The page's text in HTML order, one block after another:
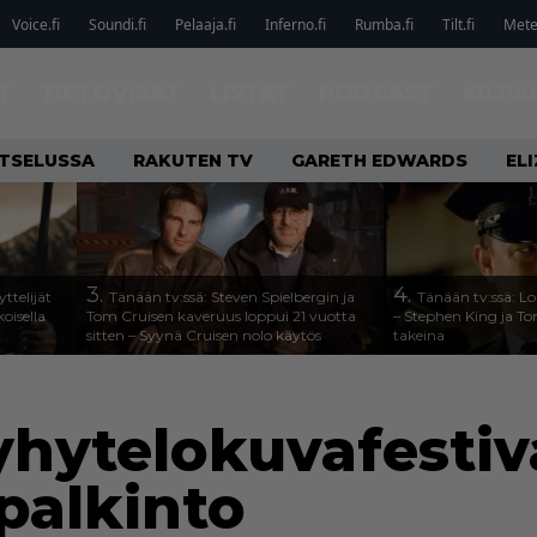
Voice.fi Soundi.fi Pelaaja.fi Inferno.fi Rumba.fi Tilt.fi
RAKUTEN TV GARETH EDWARDS
3. Tänään tv:ssä: Steven Spielbergin ja
Tom Cruisen kaveruus loppui 21 vuotta
sitten – Syynä Cruisen nolo käytös
4. Tänään tv:ssä:
– Stephen King ja
takeina